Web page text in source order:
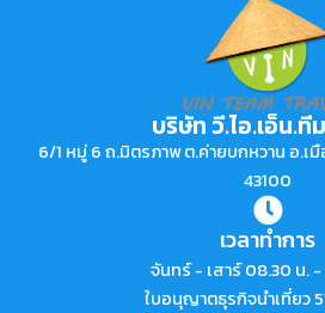
บริษัท วี.ไอ.เอ็น.ที
6/1 หมู่ 6 ถ.มิตรภาพ ต.ค่ายบกหวาน อ.เ
43100
เวลาทำการ
จันทร์ - เสาร์ 08.30 น. -
ใบอนุญาตธุรกิจนำเที่ยว